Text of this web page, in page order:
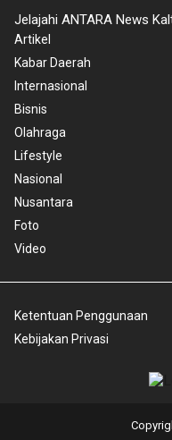
Jelajahi ANTARA News
Artikel
Kabar Daerah
Internasional
Bisnis
Olahraga
Lifestyle
Nasional
Nusantara
Foto
Video
Ketentuan Penggunaan
Kebijakan Privasi